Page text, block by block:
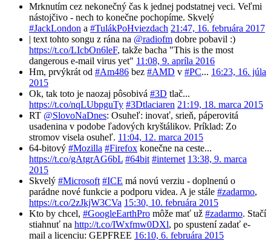
Mrknutím cez nekonečný čas k jednej podstatnej veci. Veľmi
nástojčivo - nech to konečne pochopíme. Skvelý
#JackLondon a #TulákPoHviezdach 21:47, 16. februára 2017
| text tohto songu z rána na @radiofm dobre pobavil :)
https://t.co/LIcbOn6leF, takže bacha "This is the most
dangerous e-mail virus yet" 11:08, 9. apríla 2016
Hm, prvýkrát od #Am486 bez #AMD v #PC... 16:23, 16. júla
2015
Ok, tak toto je naozaj pôsobivá #3D tlač...
https://t.co/nqLUbpguTy #3Dtlaciaren 21:19, 18. marca 2015
RT @SlovoNaDnes: Osuheľ: inovať, srieň, páperovitá
usadenina v podobe ľadových kryštálikov. Príklad: Zo
stromov visela osuheľ. 11:04, 12. marca 2015
64-bitový #Mozilla #Firefox konečne na ceste...
https://t.co/gAtgrAG6bL #64bit #internet 13:38, 9. marca
2015
Skvelý #Microsoft #ICE má novú verziu - doplnenú o
parádne nové funkcie a podporu videa. A je stále #zadarmo,
https://t.co/2zJkjW3CVa 15:30, 10. februára 2015
Kto by chcel, #GoogleEarthPro môže mať už #zadarmo. Stačí
stiahnuť na http://t.co/IWxfmw0DXl, po spustení zadať e-
mail a licenciu: GEPFREE 16:10, 6. februára 2015